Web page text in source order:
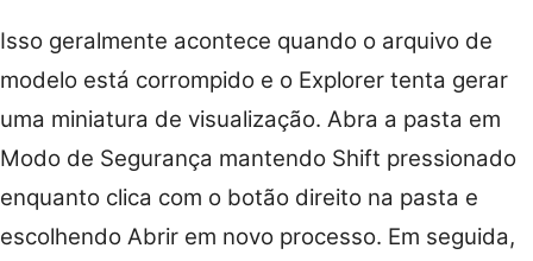
Isso geralmente acontece quando o arquivo de
modelo está corrompido e o Explorer tenta gerar
uma miniatura de visualização. Abra a pasta em
Modo de Segurança mantendo Shift pressionado
enquanto clica com o botão direito na pasta e
escolhendo Abrir em novo processo. Em seguida,